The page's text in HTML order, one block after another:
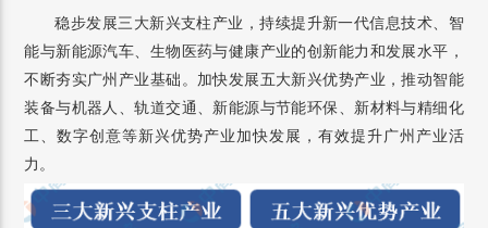
稳步发展三大新兴支柱产业，持续提升新一代信息技术、智
能与新能源汽车、生物医药与健康产业的创新能力和发展水平，
不断夯实广州产业基础。加快发展五大新兴优势产业，推动智能
装备与机器人、轨道交通、新能源与节能环保、新材料与精细化
工、数字创意等新兴优势产业加快发展，有效提升广州产业活
力。